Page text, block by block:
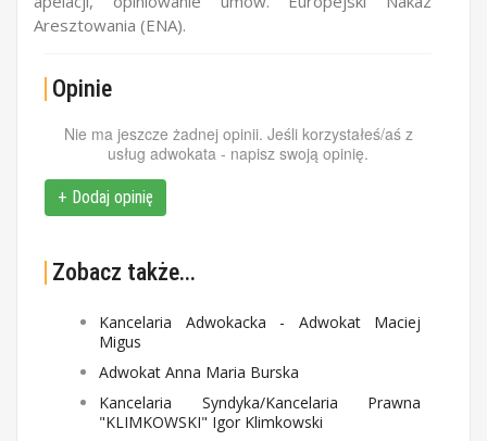
Aresztowania (ENA).
Opinie
Nie ma jeszcze żadnej opinii. Jeśli korzystałeś/aś z
usług adwokata - napisz swoją opinię.
+ Dodaj opinię
Zobacz także...
Kancelaria Adwokacka - Adwokat Maciej
Migus
Adwokat Anna Maria Burska
Kancelaria Syndyka/Kancelaria Prawna
"KLIMKOWSKI" Igor Klimkowski